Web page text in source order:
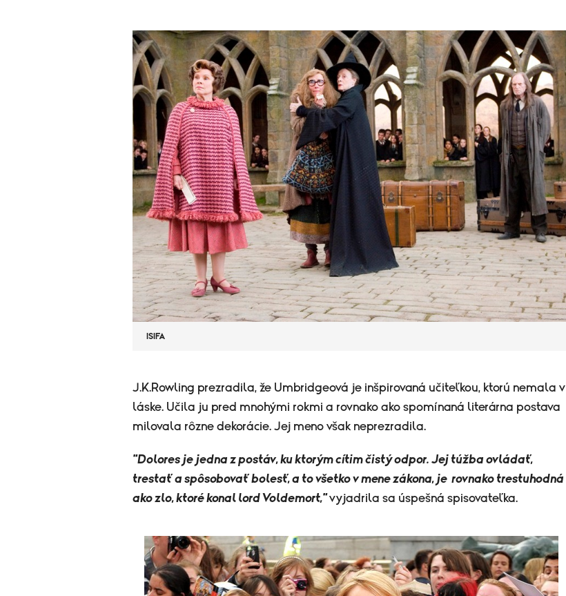
ISIFA
J.K.Rowling prezradila, že Umbridgeová je inšpirovaná učiteľkou, ktorú nemala v
láske. Učila ju pred mnohými rokmi a rovnako ako spomínaná literárna postava
milovala rôzne dekorácie. Jej meno však neprezradila.
"Dolores je jedna z postáv, ku ktorým cítim čistý odpor. Jej túžba ovládať,
trestať a spôsobovať bolesť, a to všetko v mene zákona, je rovnako trestuhodná
ako zlo, ktoré konal lord Voldemort,"vyjadrila sa úspešná spisovateľka.